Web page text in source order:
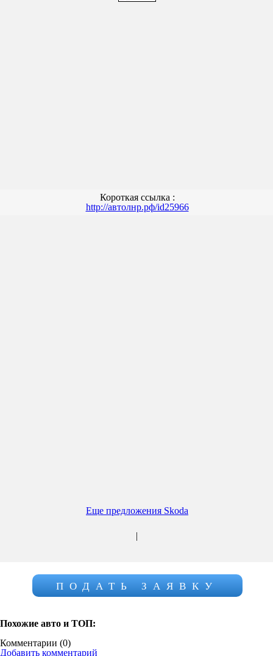
Короткая ссылка :
http://автолнр.рф/id25966
Еще предложения Skoda
|
ПОДАТЬ ЗАЯВКУ
Похожие авто и ТОП:
Комментарии (0)
Добавить комментарий